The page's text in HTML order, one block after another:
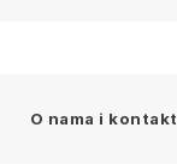
O nama i kontakt